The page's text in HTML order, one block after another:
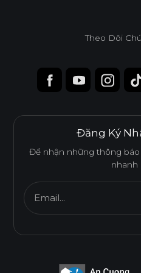
Theo Dõi
Đăng Ký
Để nhận những thông
nhanh
Email...